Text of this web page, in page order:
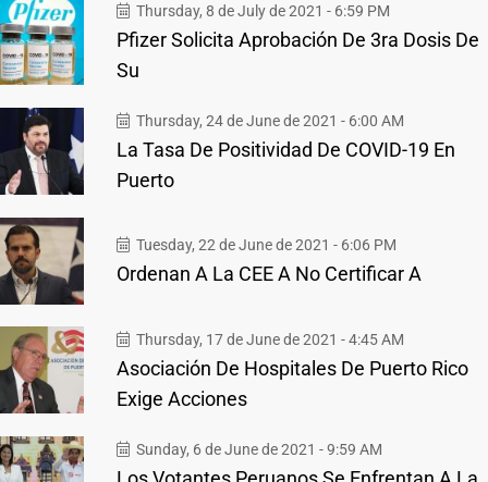
Thursday, 8 de July de 2021 - 6:59 PM
Pfizer Solicita Aprobación De 3ra Dosis De
Su
Thursday, 24 de June de 2021 - 6:00 AM
La Tasa De Positividad De COVID-19 En
Puerto
Tuesday, 22 de June de 2021 - 6:06 PM
Ordenan A La CEE A No Certificar A
Thursday, 17 de June de 2021 - 4:45 AM
Asociación De Hospitales De Puerto Rico
Exige Acciones
Sunday, 6 de June de 2021 - 9:59 AM